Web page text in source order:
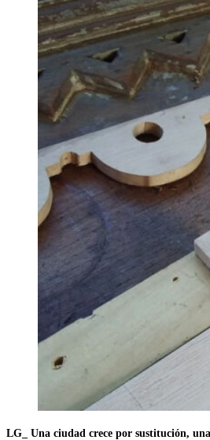
LG_ Una ciudad crece por sustitución,